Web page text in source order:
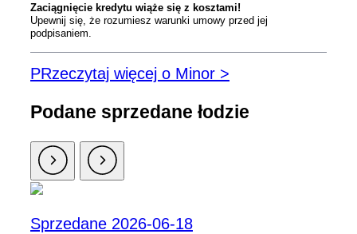
Zaciągnięcie kredytu wiąże się z kosztami!
Upewnij się, że rozumiesz warunki umowy przed jej
podpisaniem.
PRzeczytaj więcej o Minor >
Podane sprzedane łodzie
Sprzedane 2026-06-18